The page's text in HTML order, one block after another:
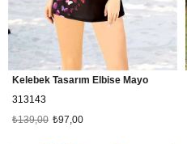
Kelebek Tasarım Elbise Mayo
313143
₺97,00
₺139,00